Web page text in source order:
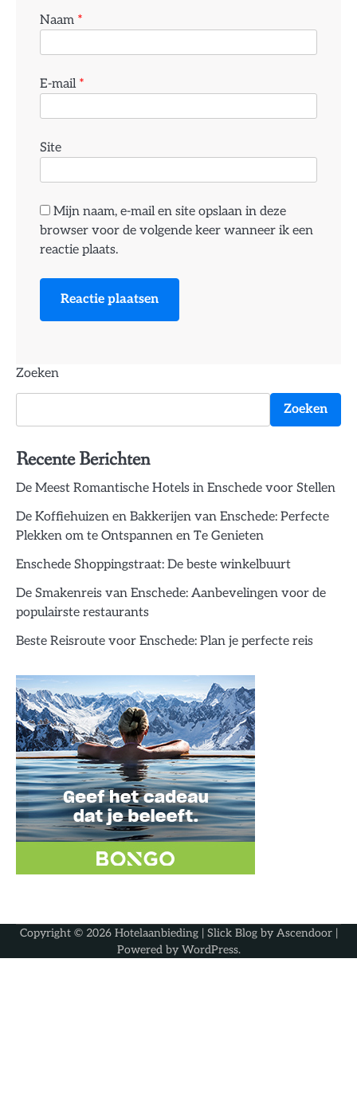
Naam *
E-mail *
Site
Mijn naam, e-mail en site opslaan in deze
browser voor de volgende keer wanneer ik een
reactie plaats.
Zoeken
Zoeken
Recente Berichten
De Meest Romantische Hotels in Enschede voor Stellen
De Koffiehuizen en Bakkerijen van Enschede: Perfecte
Plekken om te Ontspannen en Te Genieten
Enschede Shoppingstraat: De beste winkelbuurt
De Smakenreis van Enschede: Aanbevelingen voor de
populairste restaurants
Beste Reisroute voor Enschede: Plan je perfecte reis
Copyright © 2026 Hotelaanbieding| Slick Blog by Ascendoor|
Powered by WordPress.